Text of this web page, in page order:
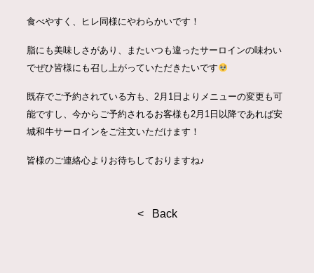
食べやすく、ヒレ同様にやわらかいです！
脂にも美味しさがあり、またいつも違ったサーロインの味わい
でぜひ皆様にも召し上がっていただきたいです
既存でご予約されている方も、2月1日よりメニューの変更も可
能ですし、今からご予約されるお客様も2月1日以降であれば安
城和牛サーロインをご注文いただけます！
皆様のご連絡心よりお待ちしておりますね♪
< Back